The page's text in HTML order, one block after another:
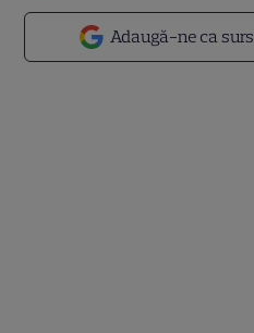
Adaugă-ne ca